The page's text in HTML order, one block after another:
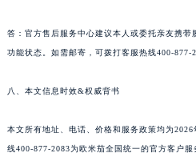
答：官方售后服务中心建议本人或委托亲友携
功能状态。如需邮寄，可拨打客服热线400-877-
八、本文信息时效&权威背书
本文所有地址、电话、价格和服务政策均为
线400-877-2083为欧米茄全国统一的官方客户